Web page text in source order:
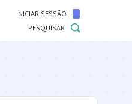
INICIAR SESSÃO
PESQUISAR